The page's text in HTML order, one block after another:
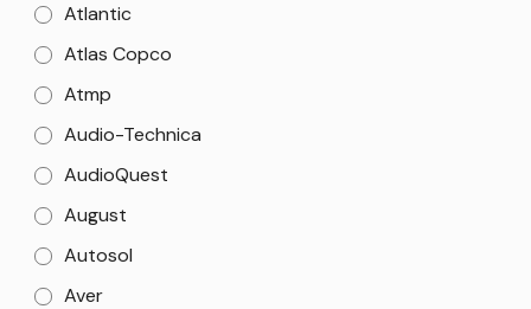
Atlantic
Atlas Copco
Atmp
Audio-Technica
AudioQuest
August
Autosol
Aver